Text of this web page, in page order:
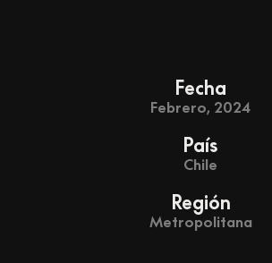
Fecha
Febrero, 2024
País
Chile
Región
Metropolitana